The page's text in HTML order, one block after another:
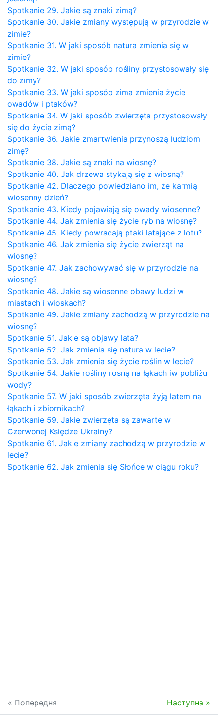
Spotkanie 29. Jakie są znaki zimą?
Spotkanie 30. Jakie zmiany występują w przyrodzie w
zimie?
Spotkanie 31. W jaki sposób natura zmienia się w
zimie?
Spotkanie 32. W jaki sposób rośliny przystosowały się
do zimy?
Spotkanie 33. W jaki sposób zima zmienia życie
owadów i ptaków?
Spotkanie 34. W jaki sposób zwierzęta przystosowały
się do życia zimą?
Spotkanie 36. Jakie zmartwienia przynoszą ludziom
zimę?
Spotkanie 38. Jakie są znaki na wiosnę?
Spotkanie 40. Jak drzewa stykają się z wiosną?
Spotkanie 42. Dlaczego powiedziano im, że karmią
wiosenny dzień?
Spotkanie 43. Kiedy pojawiają się owady wiosenne?
Spotkanie 44. Jak zmienia się życie ryb na wiosnę?
Spotkanie 45. Kiedy powracają ptaki latające z lotu?
Spotkanie 46. Jak zmienia się życie zwierząt na
wiosnę?
Spotkanie 47. Jak zachowywać się w przyrodzie na
wiosnę?
Spotkanie 48. Jakie są wiosenne obawy ludzi w
miastach i wioskach?
Spotkanie 49. Jakie zmiany zachodzą w przyrodzie na
wiosnę?
Spotkanie 51. Jakie są objawy lata?
Spotkanie 52. Jak zmienia się natura w lecie?
Spotkanie 53. Jak zmienia się życie roślin w lecie?
Spotkanie 54. Jakie rośliny rosną na łąkach iw pobliżu
wody?
Spotkanie 57. W jaki sposób zwierzęta żyją latem na
łąkach i zbiornikach?
Spotkanie 59. Jakie zwierzęta są zawarte w
Czerwonej Księdze Ukrainy?
Spotkanie 61. Jakie zmiany zachodzą w przyrodzie w
lecie?
Spotkanie 62. Jak zmienia się Słońce w ciągu roku?
« Попередня Наступна »